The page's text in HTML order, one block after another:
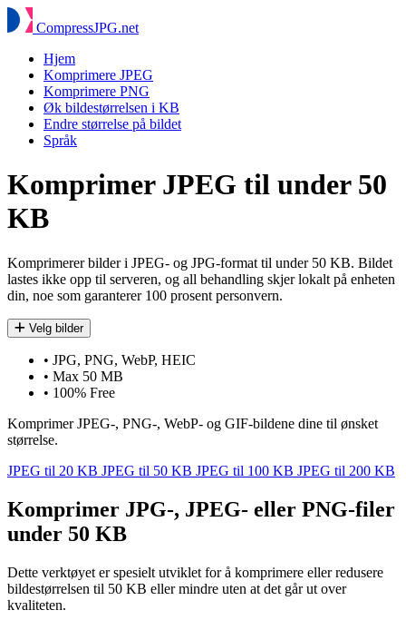
CompressJPG.net
Hjem
Komprimere JPEG
Komprimere PNG
Øk bildestørrelsen i KB
Endre størrelse på bildet
Språk
Komprimer JPEG til under 50
KB
Komprimerer bilder i JPEG- og JPG-format til under 50 KB. Bildet
lastes ikke opp til serveren, og all behandling skjer lokalt på enheten
din, noe som garanterer 100 prosent personvern.
Velg bilder
• JPG, PNG, WebP, HEIC
• Max 50 MB
• 100% Free
Komprimer JPEG-, PNG-, WebP- og GIF-bildene dine til ønsket
størrelse.
JPEG til 20 KB JPEG til 50 KB JPEG til 100 KB JPEG til 200 KB
Komprimer JPG-, JPEG- eller PNG-filer
under 50 KB
Dette verktøyet er spesielt utviklet for å komprimere eller redusere
bildestørrelsen til 50 KB eller mindre uten at det går ut over
kvaliteten.